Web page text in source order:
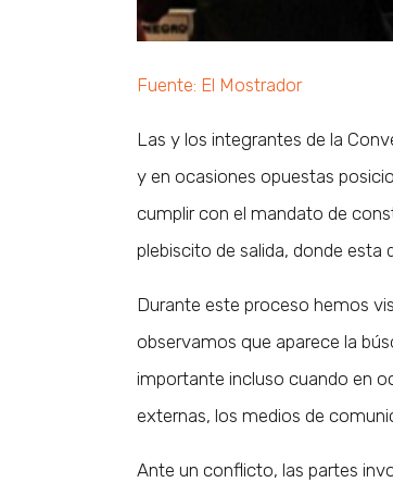
Fuente: El Mostrador
Las y los integrantes de la
y en ocasiones opuestas
cumplir con el mandato de
plebiscito de salida, donde esta
Durante este proceso hemos
observamos que aparece la
importante incluso cuando en
externas, los medios de
Ante un conflicto, las partes